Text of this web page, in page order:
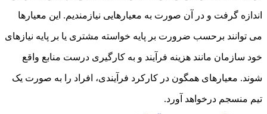
اندازه گرفت و در آن صورت به معیارهایی نیازمندیم. این معیارها
می توانند برحسب ضرورت بر پایه خواسته مشتری یا بر پایه نیازهای
خود سازمان مانند هزینه فرآیند و به کارگیری درست منابع واقع
شوند. معیارهای همگون در کارکرد فرآیندی، افراد را به صورت یک
تیم منسجم درخواهد آورد.